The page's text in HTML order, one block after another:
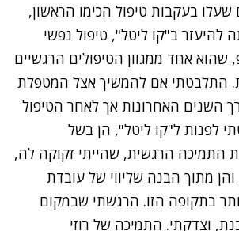
שעלו בעקבות טיפול הכימו הראשון,
להיעזר ב"קו ליטל", טיפול נפשי
שהוא אחד ממגוון הטיפולים הרגשיים
התלבטתי אם להמשיך אצל המטפלת
השנים האחרונות אך לאחר הטיפול
לפנות ל"קו ליטל", הן בשל
התמיכה הרגשית, שהייתי זקוקה לה,
מתוך הבנה שליווי של עובדת
בתקופה הזו. הרגשתי שבמקום
וצדקתי. התמיכה של רוזי